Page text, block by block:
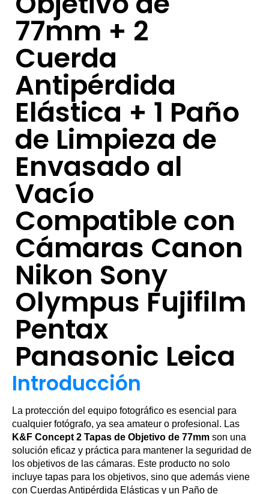
77mm + 2
Cuerda
Antipérdida
Elástica + 1 Paño
de Limpieza de
Envasado al
Vacío
Compatible con
Cámaras Canon
Nikon Sony
Olympus Fujifilm
Pentax
Panasonic Leica
Introducción
La protección del equipo fotográfico es esencial para
cualquier fotógrafo, ya sea amateur o profesional. Las
K&F Concept 2 Tapas de Objetivo de 77mm son una
solución eficaz y práctica para mantener la seguridad de
los objetivos de las cámaras. Este producto no solo
incluye tapas para los objetivos, sino que además viene
con Cuerdas Antipérdida Elásticas y un Paño de